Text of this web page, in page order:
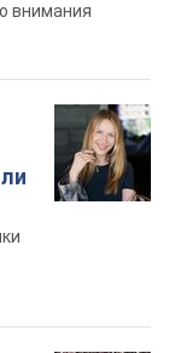
внимания